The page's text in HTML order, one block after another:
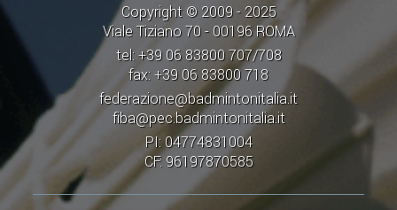
Copyright © 2009 - 2025
Viale Tiziano 70 - 00196 ROMA
tel: +39 06 83800 707/708
fax: +39 06 83800 718
federazione@badmintonitalia.it
fiba@pec.badmintonitalia.it
PI: 04774831004
CF: 96197870585